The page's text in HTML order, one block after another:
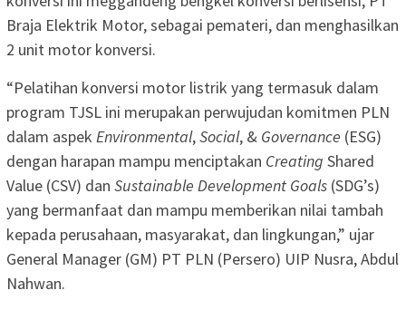
Braja Elektrik Motor, sebagai pemateri, dan menghasilkan
2 unit motor konversi.
“Pelatihan konversi motor listrik yang termasuk dalam
program TJSL ini merupakan perwujudan komitmen PLN
dalam aspek Environmental,Social, & Governance (ESG)
dengan harapan mampu menciptakan Creating Shared
Value (CSV) dan Sustainable Development Goals (SDG’s)
yang bermanfaat dan mampu memberikan nilai tambah
kepada perusahaan, masyarakat, dan lingkungan,” ujar
General Manager (GM) PT PLN (Persero) UIP Nusra, Abdul
Nahwan.